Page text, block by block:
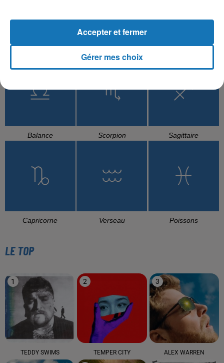
Balance Scorpion Sagittaire
Capricorne Verseau Poissons
LE TOP
1
TEDDY SWIMS
2
TEMPER CITY
3
ALEX WARREN
Gérer mes choix
Accepter et fermer